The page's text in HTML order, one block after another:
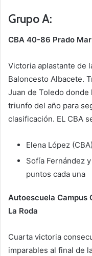
Grupo A:
CBA 40-86 Prado
Victoria aplastante de
Baloncesto Albacete.
Juan de Toledo
triunfo del año para
clasificación. EL CBA
Elena López
Sofía Fernández
puntos cada una
Autoescuela Campus
La Roda
Cuarta victoria
imparables al final de